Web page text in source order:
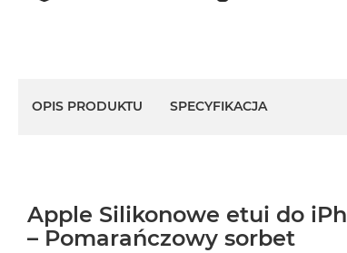
OPIS PRODUKTU SPECYFIKACJA
Apple Silikonowe etui do
– Pomarańczowy sorbet